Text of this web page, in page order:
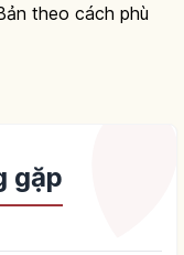
theo cách phù
gặp